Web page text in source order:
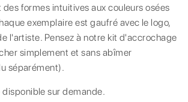
formes intuitives aux couleurs osées
exemplaire est gaufré avec le logo,
l'artiste. Pensez à notre kit d'accrochage
simplement et sans abîmer
séparément).
sur demande.